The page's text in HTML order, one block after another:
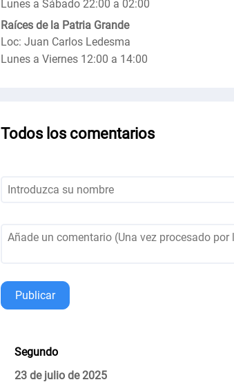
Lunes a Sábado 22:00 a 02:00
Raíces de la Patria Grande
Loc: Juan Carlos Ledesma
Lunes a Viernes 12:00 a 14:00
Todos los comentarios
Publicar
Segundo
23 de julio de 2025